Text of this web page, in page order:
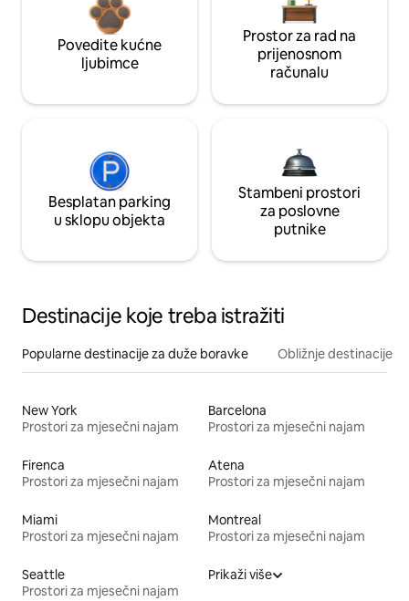
Povedite kućne
ljubimce
Prostor za rad na
prijenosnom
računalu
Besplatan parking
u sklopu objekta
Stambeni prostori
za poslovne
putnike
Destinacije koje treba istražiti
Popularne destinacije za duže boravke Obližnje destinacije
New York
Prostori za mjesečni najam
Barcelona
Prostori za mjesečni najam
Firenca
Prostori za mjesečni najam
Atena
Prostori za mjesečni najam
Miami
Prostori za mjesečni najam
Montreal
Prostori za mjesečni najam
Seattle
Prostori za mjesečni najam
Prikaži više